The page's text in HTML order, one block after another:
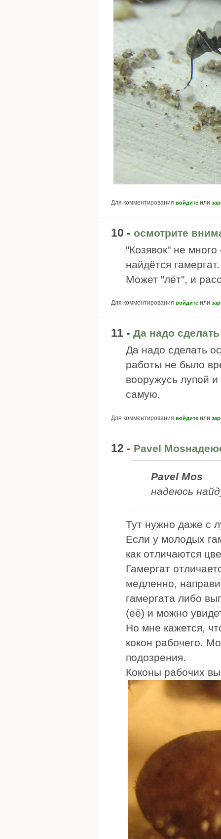
Для комментирования войдите или
10 - осмотрите
"Козявок" не
найдётся гамергат.
Может "лёт", и
Для комментирования войдите или
11 - Да надо
Да надо сделать
работы не было
вооружусь лупой
самую.
Для комментирования войдите или
12 - Pavel
Pavel Mos
надеюсь
Тут нужно даже с
Если у молодых
как отличаются
Гамергат
медленно,
гамергата либо
(её) и можно
Но мне кажется,
кокон рабочего.
подозрения.
Коконы рабочих